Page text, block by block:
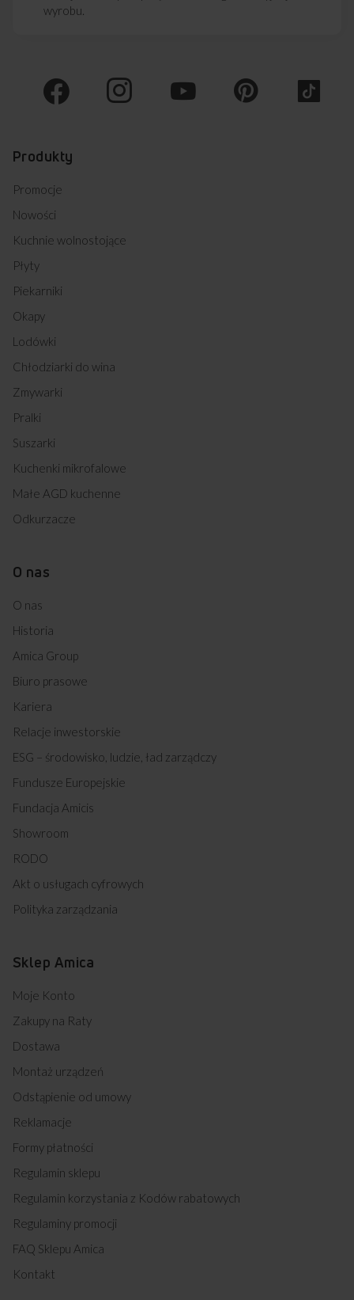
wyrobu.
Produkty
Promocje
Nowości
Kuchnie wolnostojące
Płyty
Piekarniki
Okapy
Lodówki
Chłodziarki do wina
Zmywarki
Pralki
Suszarki
Kuchenki mikrofalowe
Małe AGD kuchenne
Odkurzacze
O nas
O nas
Historia
Amica Group
Biuro prasowe
Kariera
Relacje inwestorskie
ESG – środowisko, ludzie, ład zarządczy
Fundusze Europejskie
Fundacja Amicis
Showroom
RODO
Akt o usługach cyfrowych
Polityka zarządzania
Sklep Amica
Moje Konto
Zakupy na Raty
Dostawa
Montaż urządzeń
Odstąpienie od umowy
Reklamacje
Formy płatności
Regulamin sklepu
Regulamin korzystania z Kodów rabatowych
Regulaminy promocji
FAQ Sklepu Amica
Kontakt